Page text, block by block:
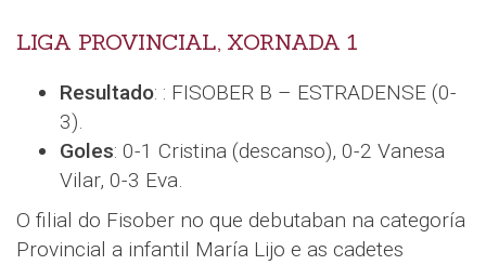
LIGA PROVINCIAL, XORNADA 1
Resultado: : FISOBER B – ESTRADENSE (0-
3).
Goles: 0-1 Cristina (descanso), 0-2 Vanesa
Vilar, 0-3 Eva.
O filial do Fisober no que debutaban na categoría
Provincial a infantil María Lijo e as cadetes